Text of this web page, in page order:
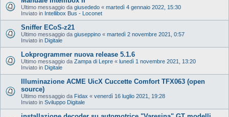
Ultimo messaggio da giusededo « martedì 4 gennaio 2022, 15:30
Inviato in Intellibox Bus - Loconet
Sniffer ECoS-z21
Ultimo messaggio da giuseppino « martedì 2 novembre 2021, 0:57
Inviato in Digitale
Lokprogrammer nuova release 5.1.6
Ultimo messaggio da Zampa di Lepre « lunedì 1 novembre 2021, 13:20
Inviato in Digitale
Illuminazione ACME UicX Cuccette Comfort TFX063 (open
source)
Ultimo messaggio da Fidax « venerdì 16 luglio 2021, 19:28
Inviato in Sviluppo Digitale